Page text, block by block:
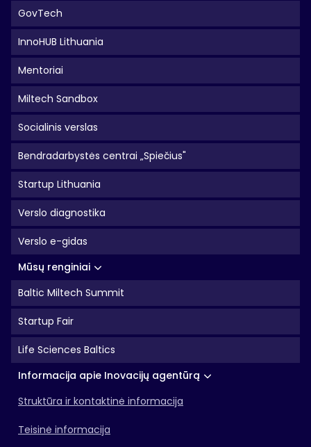
GovTech
InnoHUB Lithuania
Mentoriai
Miltech Sandbox
Socialinis verslas
Bendradarbystės centrai „Spiečius"
Startup Lithuania
Verslo diagnostika
Verslo e-gidas
Mūsų renginiai
Baltic Miltech Summit
Startup Fair
Life Sciences Baltics
Informacija apie Inovacijų agentūrą
Struktūra ir kontaktinė informacija
Teisinė informacija